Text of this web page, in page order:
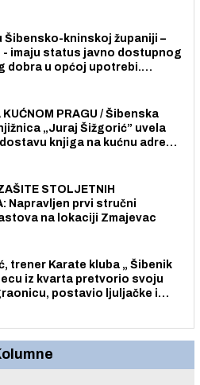
Šibensko-kninskoj županiji –
- imaju status javno dostupnog
dobra u općoj upotrebi.
KUĆNOM PRAGU / Šibenska
„Juraj Šižgorić” uvela
knjiga na kućnu adresu
STOLJETNIH
Napravljen prvi stručni
na lokaciji Zmajevac
trener Karate kluba „ Šibenik
iz kvarta pretvorio svoju
postavio ljuljačke i